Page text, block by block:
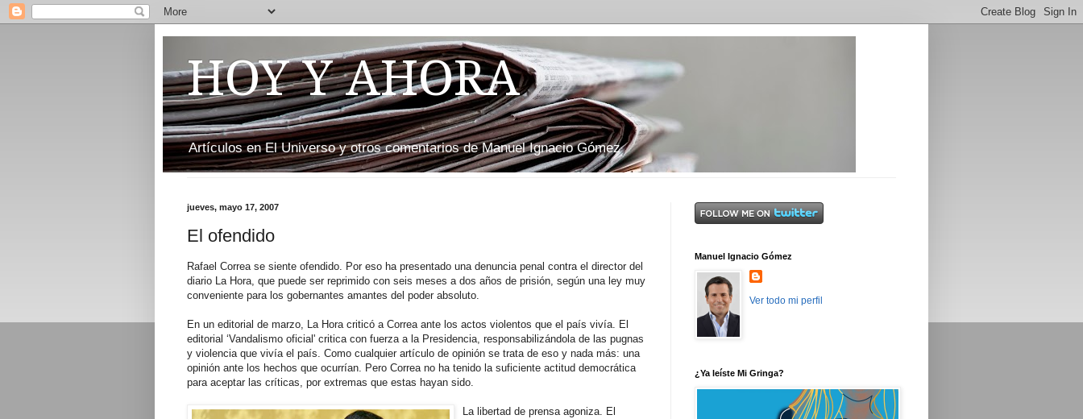
HOY Y AHORA
Artículos en El Universo y otros comentarios de Manuel Ignacio Gómez
jueves, mayo 17, 2007
El ofendido
Rafael Correa se siente ofendido. Por eso ha presentado una denuncia penal contra el director del
diario La Hora, que puede ser reprimido con seis meses a dos años de prisión, según una ley muy
conveniente para los gobernantes amantes del poder absoluto.
En un editorial de marzo, La Hora criticó a Correa ante los actos violentos que el país vivía. El
editorial ‘Vandalismo oficial' critica con fuerza a la Presidencia, responsabilizándola de las pugnas
y violencia que vivía el país. Como cualquier artículo de opinión se trata de eso y nada más: una
opinión ante los hechos que ocurrían. Pero Correa no ha tenido la suficiente actitud democrática
para aceptar las críticas, por extremas que estas hayan sido.
La libertad de prensa agoniza. El
Manuel Ignacio Gómez
Ver todo mi perfil
¿Ya leíste Mi Gringa?